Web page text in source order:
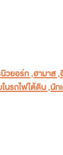
วยอร์ก,ฮามาส,
นรถไฟใต้ดิน,นัก